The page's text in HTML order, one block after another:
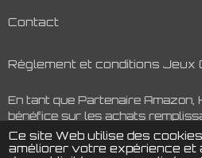
Ce site Web utilise des
améliorer votre expérience et
Contact
Règlement et conditions Jeux
En tant que Partenaire Amazon,
bénéfice sur les achats
requises.
© 2022 - 2026